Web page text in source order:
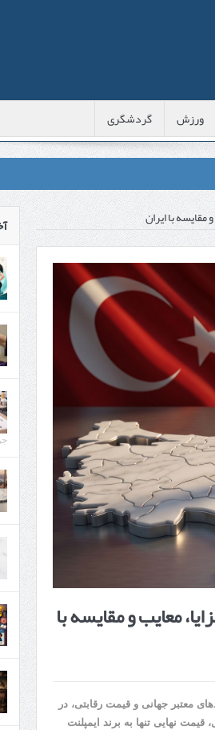
ورزش گردشگری
ترکیه 1405 | قیمت، مزایا، معایب و مقایسه با
معتبر جهانی و قیمت رقابتی، در
نهایی تنها به برند ایمپلنت